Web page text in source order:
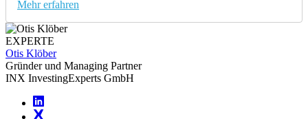
Mehr erfahren
EXPERTE
Otis Klöber
Gründer und Managing Partner
INX InvestingExperts GmbH